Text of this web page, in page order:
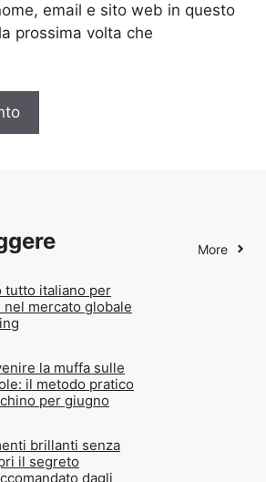
email e sito web in questo
prossima volta che
More
tutto italiano per
mercato globale
la muffa sulle
il metodo pratico
per giugno
brillanti senza
il segreto
dagli